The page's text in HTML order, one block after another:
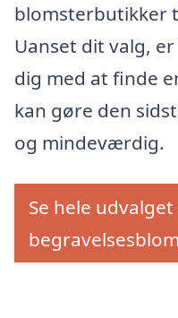
blomsterbutikker
Uanset dit valg,
dig med at finde
kan gøre den
og mindeværdig.
Se hele